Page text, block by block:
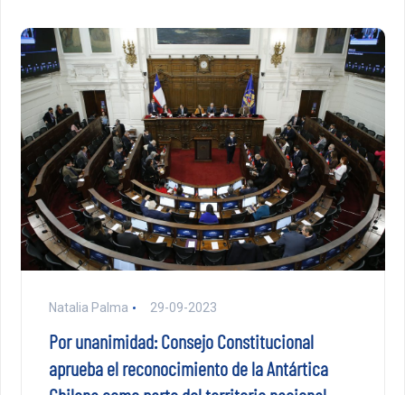
Natalia Palma 29-09-2023
Por unanimidad: Consejo Constitucional
aprueba el reconocimiento de la Antártica